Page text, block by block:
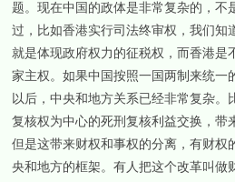
题。现在中国的政体是非常复杂的，不
过，比如香港实行司法终审权，我们知
就是体现政府权力的征税权，而香港是
家主权。如果中国按照一国两制来统一
以后，中央和地方关系已经非常复杂
复核权为中心的死刑复核利益交换，带
但是这带来财权和事权的分离，有财权
央和地方的框架。有人把这个改革叫做